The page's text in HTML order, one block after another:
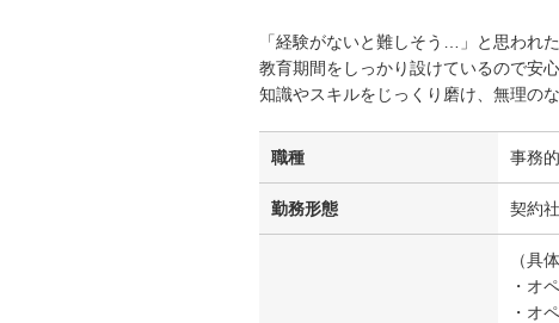
「経験がないと難しそう…」と思われ
教育期間をしっかり設けているので安心
知識やスキルをじっくり磨け、無理の
職種 事務
勤務形態 契約
（具
・オ
・オ